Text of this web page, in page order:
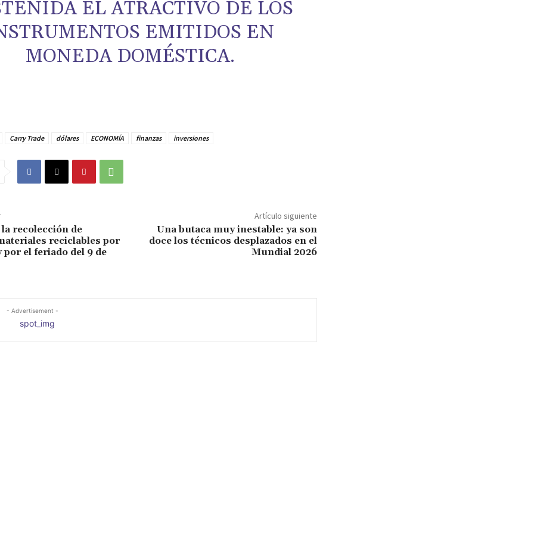
EL ATRACTIVO DE LOS
EMITIDOS EN
MONEDA DOMÉSTICA.
Carry Trade dólares ECONOMÍA finanzas inversiones
recolección de
reciclables por
el feriado del 9 de
Artículo siguiente
Una butaca muy inestable: ya son
doce los técnicos desplazados en el
Mundial 2026
- Advertisement -